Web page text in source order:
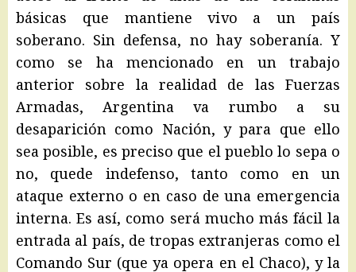
básicas que mantiene vivo a un país
soberano. Sin defensa, no hay soberanía. Y
como se ha mencionado en un trabajo
anterior sobre la realidad de las Fuerzas
Armadas, Argentina va rumbo a su
desaparición como Nación, y para que ello
sea posible, es preciso que el pueblo lo sepa o
no, quede indefenso, tanto como en un
ataque externo o en caso de una emergencia
interna. Es así, como será mucho más fácil la
entrada al país, de tropas extranjeras como el
Comando Sur (que ya opera en el Chaco), y la